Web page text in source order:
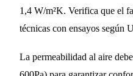
1,4 W/m²K. Verifica que el
técnicas con ensayos según
La permeabilidad al aire